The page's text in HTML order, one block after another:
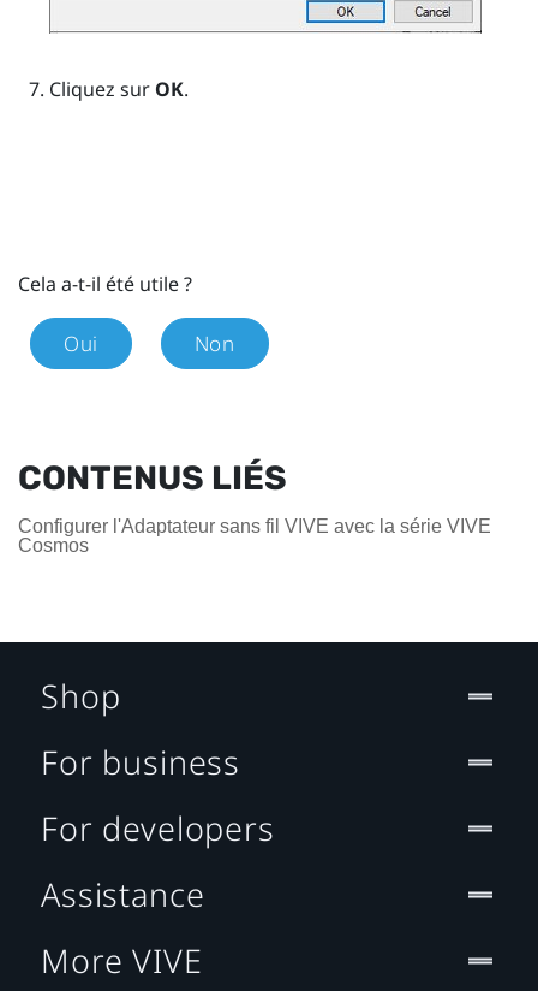
Cliquez sur OK.
Cela a-t-il été utile ?
Oui Non
CONTENUS LIÉS
Configurer l'Adaptateur sans fil VIVE avec la série VIVE
Cosmos
Shop
For business
For developers
Assistance
More VIVE